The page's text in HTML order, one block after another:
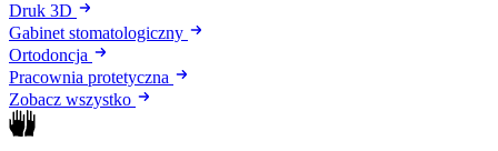
Druk 3D
Gabinet stomatologiczny
Ortodoncja
Pracownia protetyczna
Zobacz wszystko